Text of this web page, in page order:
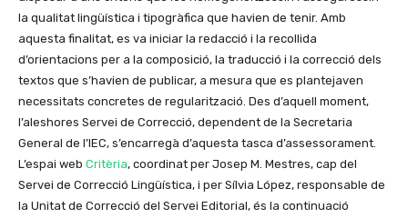
la qualitat lingüística i tipogràfica que havien de tenir. Amb
aquesta finalitat, es va iniciar la redacció i la recollida
d’orientacions per a la composició, la traducció i la correcció dels
textos que s’havien de publicar, a mesura que es plantejaven
necessitats concretes de regularització. Des d’aquell moment,
l’aleshores Servei de Correcció, dependent de la Secretaria
General de l’IEC, s’encarregà d’aquesta tasca d’assessorament.
L’espai web Critèria, coordinat per Josep M. Mestres, cap del
Servei de Correcció Lingüística, i per Sílvia López, responsable de
la Unitat de Correcció del Servei Editorial, és la continuació